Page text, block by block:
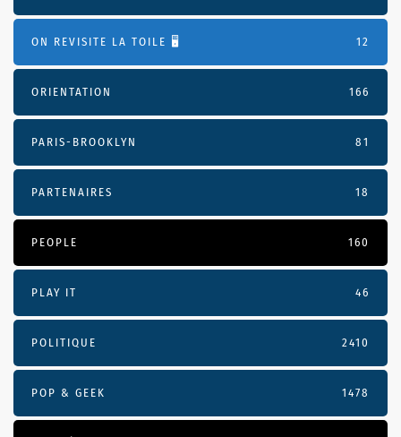
ON REVISITE LA TOILE 🖥️ 12
ORIENTATION 166
PARIS-BROOKLYN 81
PARTENAIRES 18
PEOPLE 160
PLAY IT 46
POLITIQUE 2410
POP & GEEK 1478